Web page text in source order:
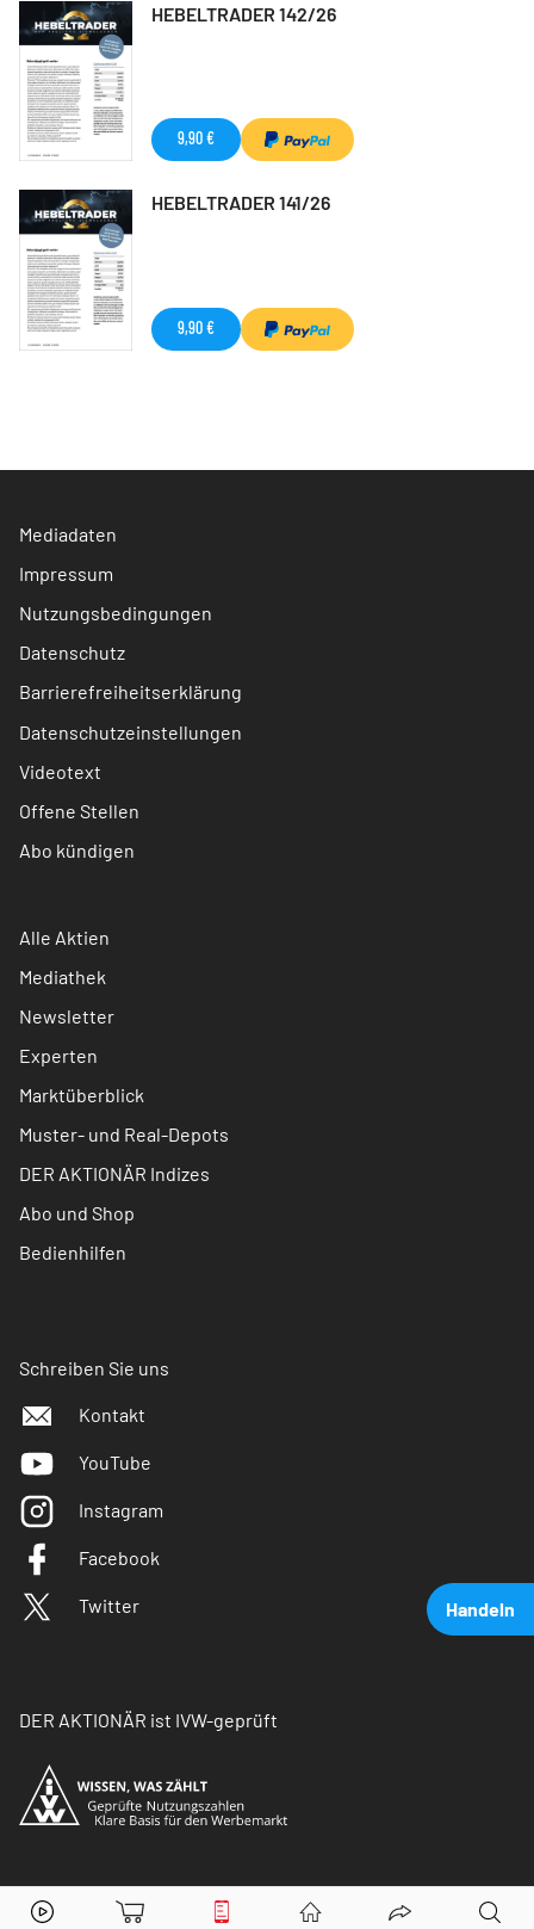
Handeln
Micron Technology Aktie jetzt handeln?
HEBELTRADER 142/26
9,90 €
HEBELTRADER 141/26
9,90 €
Mediadaten
Impressum
Nutzungsbedingungen
Datenschutz
Barrierefreiheitserklärung
Datenschutzeinstellungen
Videotext
Offene Stellen
Abo kündigen
Alle Aktien
Mediathek
Newsletter
Experten
Marktüberblick
Muster- und Real-Depots
DER AKTIONÄR Indizes
Abo und Shop
Bedienhilfen
Schreiben Sie uns
Kontakt
YouTube
Instagram
Facebook
Twitter
DER AKTIONÄR ist IVW-geprüft